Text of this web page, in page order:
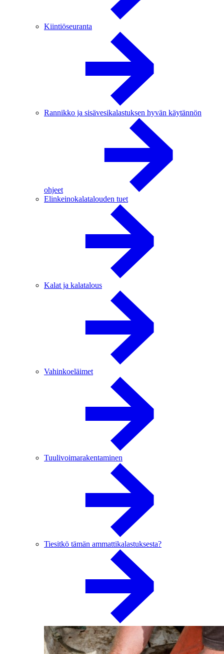
Kiintiöseuranta
Rannikko ja sisävesikalastuksen hyvän käytännön
ohjeet
Elinkeinokalatalouden tuet
Kalat ja kalatalous
Vahinkoeläimet
Tuulivoimarakentaminen
Tiesitkö tämän ammattikalastuksesta?